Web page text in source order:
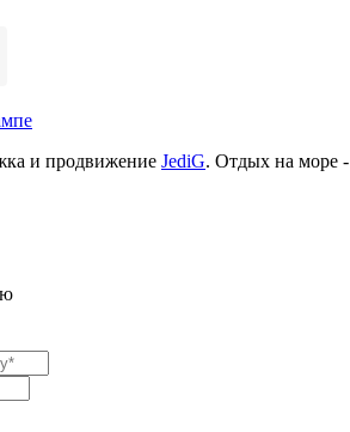
и продвижение JediG. Отдых на море -